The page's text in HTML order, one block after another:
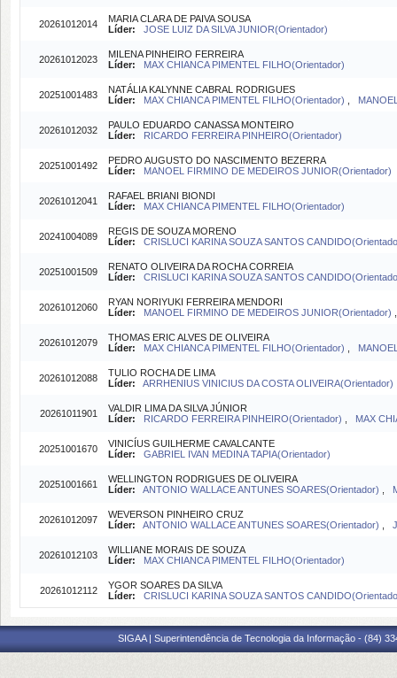
20261012014
MARIA CLARA DE PAIVA SOUSA
Líder:
JOSE LUIZ DA SILVA JUNIOR(Orientador)
20261012023
MILENA PINHEIRO FERREIRA
Líder:
MAX CHIANCA PIMENTEL FILHO(Orientador)
20251001483
NATÁLIA KALYNNE CABRAL RODRIGUES
Líder:
MAX CHIANCA PIMENTEL FILHO(Orientador)
20261012032
PAULO EDUARDO CANASSA MONTEIRO
Líder:
RICARDO FERREIRA PINHEIRO(Orientador)
20251001492
PEDRO AUGUSTO DO NASCIMENTO BEZERRA
Líder:
MANOEL FIRMINO DE MEDEIROS JUNIOR(Orientador)
20261012041
RAFAEL BRIANI BIONDI
Líder:
MAX CHIANCA PIMENTEL FILHO(Orientador)
20241004089
REGIS DE SOUZA MORENO
Líder:
CRISLUCI KARINA SOUZA SANTOS
20251001509
RENATO OLIVEIRA DA ROCHA CORREIA
Líder:
CRISLUCI KARINA SOUZA SANTOS
20261012060
RYAN NORIYUKI FERREIRA MENDORI
Líder:
MANOEL FIRMINO DE MEDEIROS JUNIOR(Orientador)
20261012079
THOMAS ERIC ALVES DE OLIVEIRA
Líder:
MAX CHIANCA PIMENTEL FILHO(Orientador)
20261012088
TULIO ROCHA DE LIMA
Líder:
ARRHENIUS VINICIUS DA COSTA OLIVEIRA(Orientador)
20261011901
VALDIR LIMA DA SILVA JÚNIOR
Líder:
RICARDO FERREIRA PINHEIRO(Orientador) MAX
20251001670
VINICÍUS GUILHERME CAVALCANTE
Líder:
GABRIEL IVAN MEDINA TAPIA(Orientador)
20251001661
WELLINGTON RODRIGUES DE OLIVEIRA
Líder:
ANTONIO WALLACE ANTUNES SOARES(Orientador)
20261012097
WEVERSON PINHEIRO CRUZ
Líder:
ANTONIO WALLACE ANTUNES SOARES(Orientador)
20261012103
WILLIANE MORAIS DE SOUZA
Líder:
MAX CHIANCA PIMENTEL FILHO(Orientador)
20261012112
YGOR SOARES DA SILVA
Líder:
CRISLUCI KARINA SOUZA SANTOS
SIGAA | Superintendência de Tecnologia da Informação - (84)